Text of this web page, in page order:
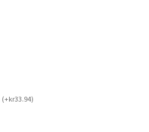
(+kr33.94)